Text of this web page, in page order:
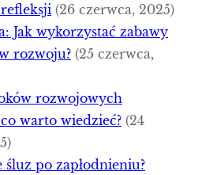
(26 czerwca, 2025)
Jak wykorzystać zabawy
rozwoju? (25 czerwca,
rozwojowych
warto wiedzieć? (24
śluz po zapłodnieniu?